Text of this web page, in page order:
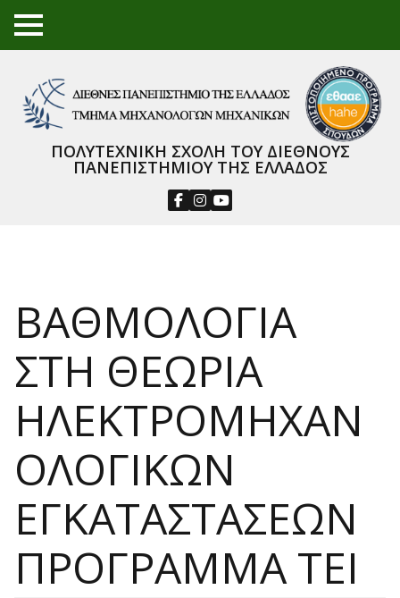
TO
GGL
NU
ΠΟΛΥΤΕΧΝΙΚΗ ΣΧΟΛΗ ΤΟΥ ΔΙΕΘΝΟΥΣ
ΠΑΝΕΠΙΣΤΗΜΙΟΥ ΤΗΣ ΕΛΛΑΔΟΣ
ΒΑΘΜΟΛΟΓΙΑ
ΣΤΗ ΘΕΩΡΙΑ
ΗΛΕΚΤΡΟΜΗΧΑΝ
ΟΛΟΓΙΚΩΝ
ΕΓΚΑΤΑΣΤΑΣΕΩΝ
ΠΡΟΓΡΑΜΜΑ ΤΕΙ